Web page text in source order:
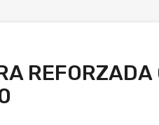
REFORZADA